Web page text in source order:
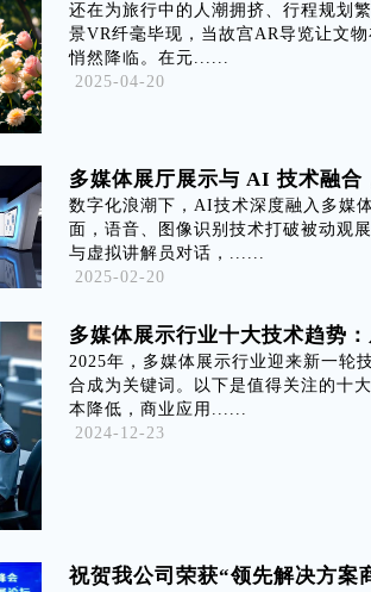
还在为旅行中的人潮拥挤、行程规划
景VR纤毫毕现，当故宫AR导览让文
悄然降临。在元......
2025-04-20
多媒体展厅展示与 AI 技术融合
数字化浪潮下，AI技术深度融入多媒
面，语音、图像识别技术打破被动观
与虚拟讲解员对话，......
2025-02-20
多媒体展示行业十大技术趋势
2025年，多媒体展示行业迎来新一轮
合成为关键词。以下是值得关注的十
本降低，商业应用......
2024-12-23
祝贺我公司荣获“领先解决方案